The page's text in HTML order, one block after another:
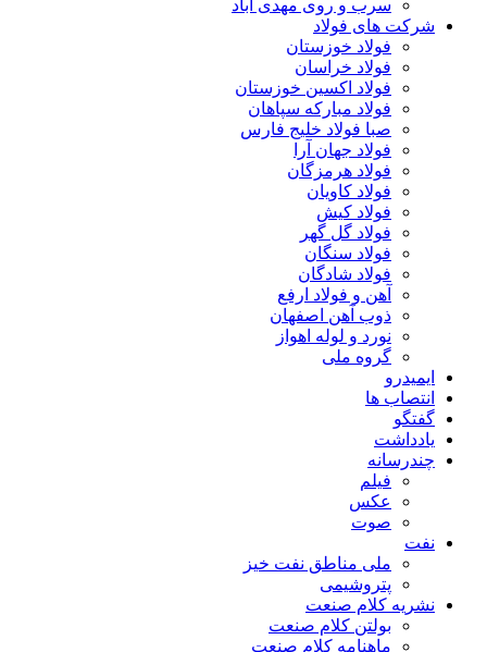
سرب و روی مهدی آباد
شرکت های فولاد
فولاد خوزستان
فولاد خراسان
فولاد اکسین خوزستان
فولاد مبارکه سپاهان
صبا فولاد خلیج فارس
فولاد جهان آرا
فولاد هرمزگان
فولاد کاویان
فولاد کیش
فولاد گل گهر
فولاد سنگان
فولاد شادگان
آهن و فولاد ارفع
ذوب آهن اصفهان
نورد و لوله اهواز
گروه ملی
ایمیدرو
انتصاب ها
گفتگو
یادداشت
چندرسانه
فیلم
عکس
صوت
نفت
ملی مناطق نفت خیز
پتروشیمی
نشریه کلام صنعت
بولتن کلام صنعت
ماهنامه کلام صنعت